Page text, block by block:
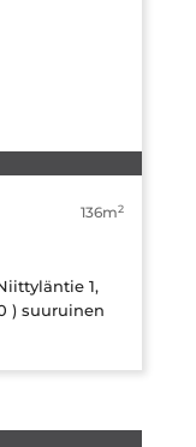
136m2
1,
) suuruinen